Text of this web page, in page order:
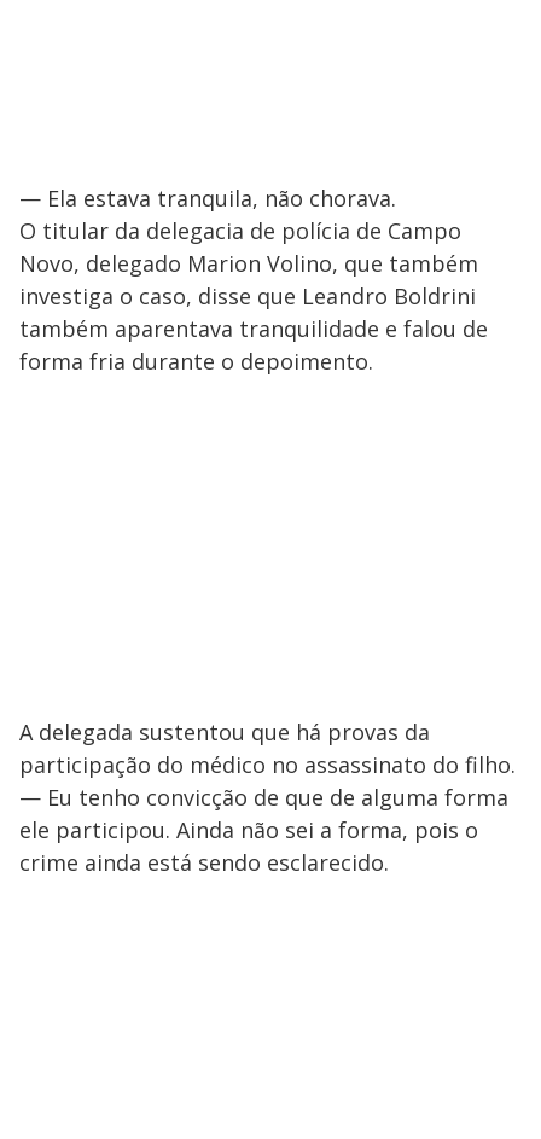
— Ela estava tranquila, não chorava.
O titular da delegacia de polícia de Campo
Novo, delegado Marion Volino, que também
investiga o caso, disse que Leandro Boldrini
também aparentava tranquilidade e falou de
forma fria durante o depoimento.
A delegada sustentou que há provas da
participação do médico no assassinato do filho.
— Eu tenho convicção de que de alguma forma
ele participou. Ainda não sei a forma, pois o
crime ainda está sendo esclarecido.